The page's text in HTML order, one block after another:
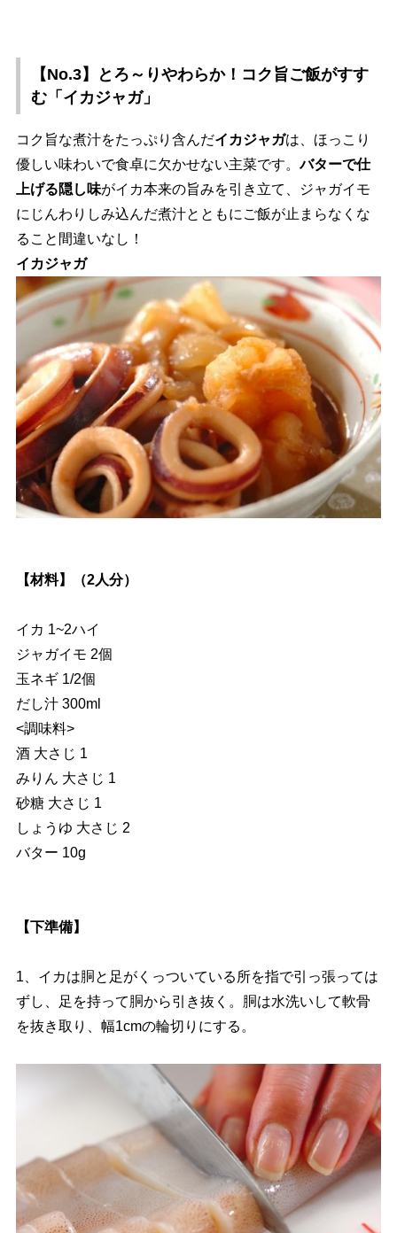
【No.3】とろ～りやわらか！コク旨ご飯がすす
む「イカジャガ」
コク旨な煮汁をたっぷり含んだイカジャガは、ほっこり
優しい味わいで食卓に欠かせない主菜です。バターで仕
上げる隠し味がイカ本来の旨みを引き立て、ジャガイモ
にじんわりしみ込んだ煮汁とともにご飯が止まらなくな
ること間違いなし！
イカジャガ
【材料】（2人分）
イカ 1~2ハイ
ジャガイモ 2個
玉ネギ 1/2個
だし汁 300ml
<調味料>
酒 大さじ 1
みりん 大さじ 1
砂糖 大さじ 1
しょうゆ 大さじ 2
バター 10g
【下準備】
1、イカは胴と足がくっついている所を指で引っ張っては
ずし、足を持って胴から引き抜く。胴は水洗いして軟骨
を抜き取り、幅1cmの輪切りにする。